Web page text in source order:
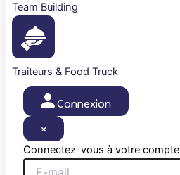
Team Building
Traiteurs & Food Truck
Connexion
×
Connectez-vous à votre compte